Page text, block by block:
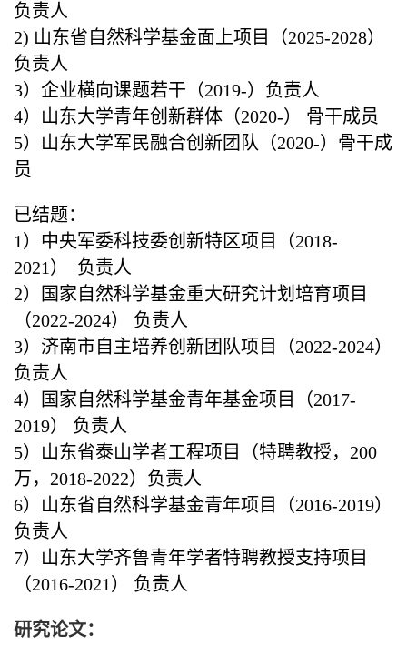
负责人
2) 山东省自然科学基金面上项目（2025-2028）
负责人
3）企业横向课题若干（2019-）负责人
4）山东大学青年创新群体（2020-） 骨干成员
5）山东大学军民融合创新团队（2020-）骨干成
员
已结题：
1）中央军委科技委创新特区项目（2018-
2021） 负责人
2）国家自然科学基金重大研究计划培育项目
（2022-2024） 负责人
3）济南市自主培养创新团队项目（2022-2024）
负责人
4）国家自然科学基金青年基金项目（2017-
2019） 负责人
5）山东省泰山学者工程项目（特聘教授，200
万，2018-2022）负责人
6）山东省自然科学基金青年项目（2016-2019）
负责人
7）山东大学齐鲁青年学者特聘教授支持项目
（2016-2021） 负责人
研究论文：